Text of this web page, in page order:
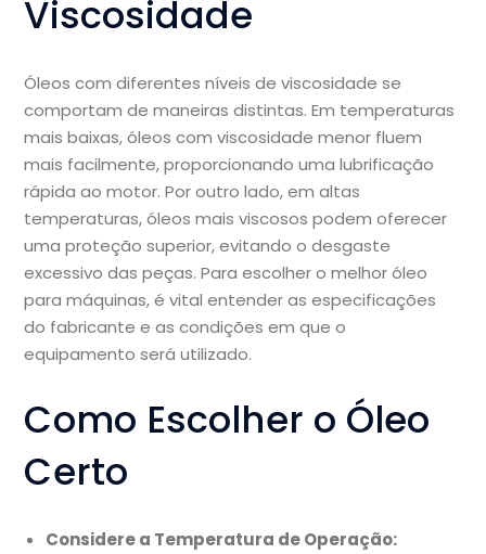
Viscosidade
Óleos com diferentes níveis de viscosidade se
comportam de maneiras distintas. Em temperaturas
mais baixas, óleos com viscosidade menor fluem
mais facilmente, proporcionando uma lubrificação
rápida ao motor. Por outro lado, em altas
temperaturas, óleos mais viscosos podem oferecer
uma proteção superior, evitando o desgaste
excessivo das peças. Para escolher o melhor óleo
para máquinas, é vital entender as especificações
do fabricante e as condições em que o
equipamento será utilizado.
Como Escolher o Óleo
Certo
Considere a Temperatura de Operação: